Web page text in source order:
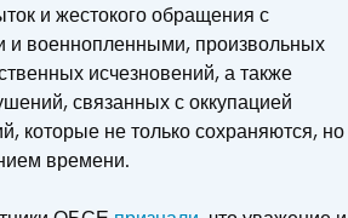
и жестокого обращения с
и военнопленными, произвольных
исчезновений, а также
связанных с оккупацией
которые не только сохраняются, но
времени.